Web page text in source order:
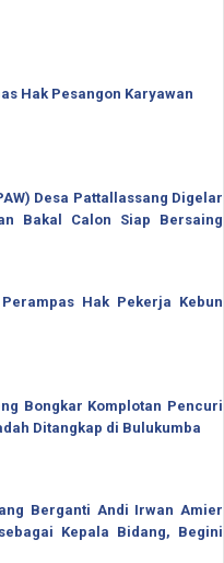
Hak Pesangon Karyawan
Desa Pattallassang Digelar
Bakal Calon Siap Bersaing
Hak Pekerja Kebun
Bongkar Komplotan Pencuri
Ditangkap di Bulukumba
Berganti Andi Irwan Amier
Kepala Bidang, Begini